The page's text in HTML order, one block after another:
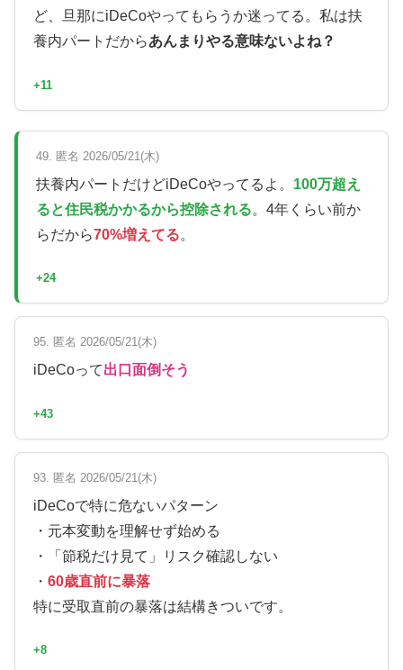
ど、旦那にiDeCoやってもらうか迷ってる。私は扶
養内パートだからあんまりやる意味ないよね？
+11
49. 匿名 2026/05/21(木)
扶養内パートだけどiDeCoやってるよ。 100万超え
ると住民税かかるから控除される。4年くらい前か
らだから70%増えてる。
+24
95. 匿名 2026/05/21(木)
iDeCoって出口面倒そう
+43
93. 匿名 2026/05/21(木)
iDeCoで特に危ないパターン
・元本変動を理解せず始める
・「節税だけ見て」リスク確認しない
・ 60歳直前に暴落
特に受取直前の暴落は結構きついです。
+8